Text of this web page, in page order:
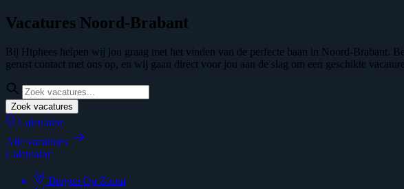
Vacatures Noord-Brabant
Bij Htphees helpen wij jou graag met het vinden van de perfecte baan in Noord-Brabant.
gerust contact met ons op, en wij gaan direct voor jou aan de slag om een geschikte
Zoek vacatures
Calculator
Alle vacatures
Calculator
Bergen Op Zoom